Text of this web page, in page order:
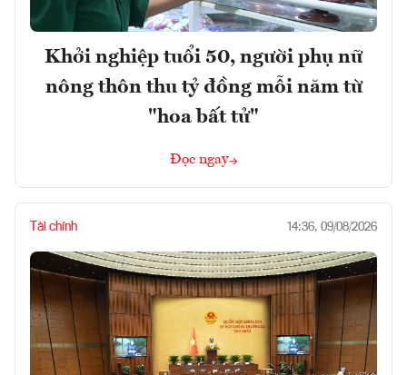
Khởi nghiệp tuổi 50, người phụ nữ
nông thôn thu tỷ đồng mỗi năm từ
"hoa bất tử"
Đọc ngay
Tài chính 14:36, 09/08/2026